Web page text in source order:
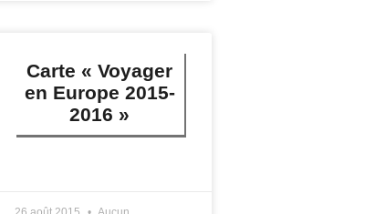
Carte « Voyager
en Europe 2015-
2016 »